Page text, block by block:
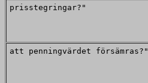
prisstegringar?"
att penningvärdet försämras?"